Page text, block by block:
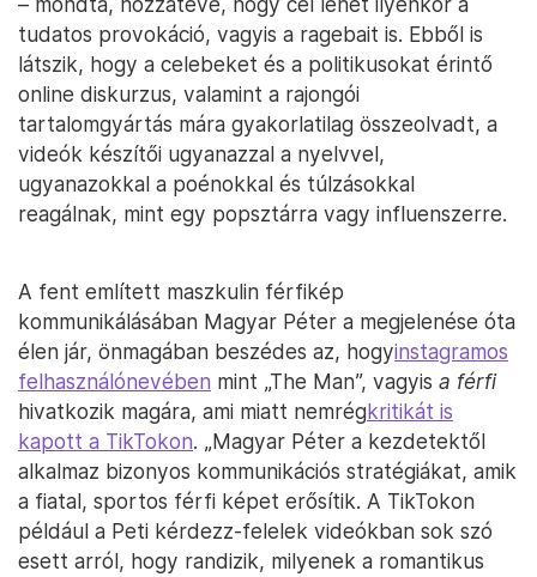
tudatos provokáció, vagyis a ragebait is. Ebből is
látszik, hogy a celebeket és a politikusokat érintő
online diskurzus, valamint a rajongói
tartalomgyártás mára gyakorlatilag összeolvadt, a
videók készítői ugyanazzal a nyelvvel,
ugyanazokkal a poénokkal és túlzásokkal
reagálnak, mint egy popsztárra vagy influenszerre.
A fent említett maszkulin férfikép
kommunikálásában Magyar Péter a megjelenése óta
élen jár, önmagában beszédes az, hogyinstagramos
felhasználónevében mint „The Man”, vagyis a férfi
hivatkozik magára, ami miatt nemrégkritikát is
kapott a TikTokon. „Magyar Péter a kezdetektől
alkalmaz bizonyos kommunikációs stratégiákat, amik
a fiatal, sportos férfi képet erősítik. A TikTokon
például a Peti kérdezz-felelek videókban sok szó
esett arról, hogy randizik, milyenek a romantikus